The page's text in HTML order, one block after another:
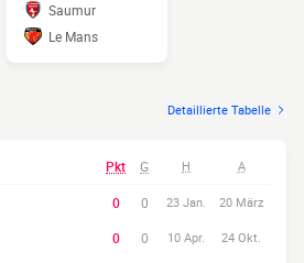
Saumur
Le Mans
Detaillierte Tabelle
Pkt G H A
0 0 23 Jan. 20 März
0 0 10 Apr. 24 Okt.